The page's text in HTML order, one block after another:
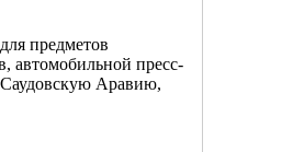
предметов
автомобильной пресс-
Аравию,